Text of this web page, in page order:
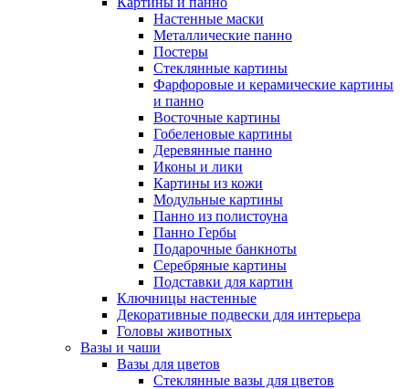
Настенные маски
Металлические панно
Постеры
Стеклянные картины
Фарфоровые и керамические картины
и панно
Восточные картины
Гобеленовые картины
Деревянные панно
Иконы и лики
Картины из кожи
Модульные картины
Панно из полистоуна
Панно Гербы
Подарочные банкноты
Серебряные картины
Подставки для картин
Ключницы настенные
Декоративные подвески для интерьера
Головы животных
Вазы и чаши
Вазы для цветов
Стеклянные вазы для цветов